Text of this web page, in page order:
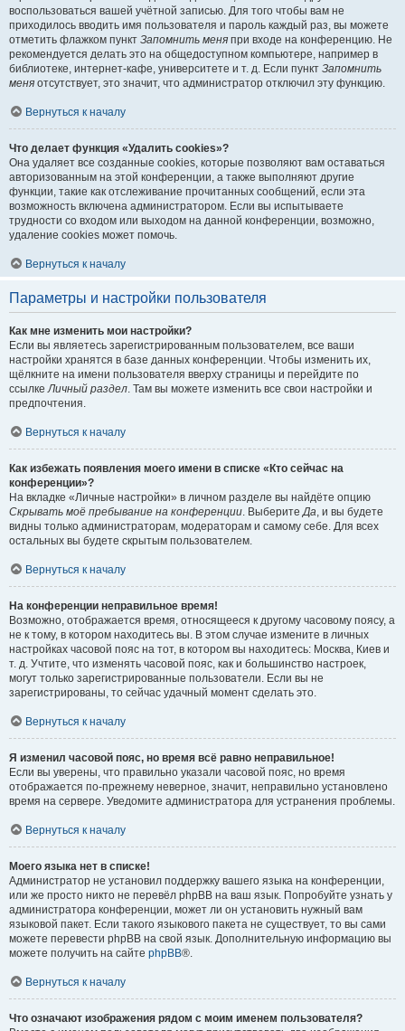
воспользоваться вашей учётной записью. Для того чтобы вам не
приходилось вводить имя пользователя и пароль каждый раз, вы можете
отметить флажком пункт Запомнить меня при входе на конференцию. Не
рекомендуется делать это на общедоступном компьютере, например в
библиотеке, интернет-кафе, университете и т. д. Если пункт Запомнить
меня отсутствует, это значит, что администратор отключил эту функцию.
Вернуться к началу
Что делает функция «Удалить cookies»?
Она удаляет все созданные cookies, которые позволяют вам оставаться
авторизованным на этой конференции, а также выполняют другие
функции, такие как отслеживание прочитанных сообщений, если эта
возможность включена администратором. Если вы испытываете
трудности со входом или выходом на данной конференции, возможно,
удаление cookies может помочь.
Вернуться к началу
Параметры и настройки пользователя
Как мне изменить мои настройки?
Если вы являетесь зарегистрированным пользователем, все ваши
настройки хранятся в базе данных конференции. Чтобы изменить их,
щёлкните на имени пользователя вверху страницы и перейдите по
ссылкеЛичный раздел. Там вы можете изменить все свои настройки и
предпочтения.
Вернуться к началу
Как избежать появления моего имени в списке «Кто сейчас на
конференции»?
На вкладке «Личные настройки» в личном разделе вы найдёте опцию
Скрывать моё пребывание на конференции. ВыберитеДа, и вы будете
видны только администраторам, модераторам и самому себе. Для всех
остальных вы будете скрытым пользователем.
Вернуться к началу
На конференции неправильное время!
Возможно, отображается время, относящееся к другому часовому поясу, а
не к тому, в котором находитесь вы. В этом случае измените в личных
настройках часовой пояс на тот, в котором вы находитесь: Москва, Киев и
т. д. Учтите, что изменять часовой пояс, как и большинство настроек,
могут только зарегистрированные пользователи. Если вы не
зарегистрированы, то сейчас удачный момент сделать это.
Вернуться к началу
Я изменил часовой пояс, но время всё равно неправильное!
Если вы уверены, что правильно указали часовой пояс, но время
отображается по-прежнему неверное, значит, неправильно установлено
время на сервере. Уведомите администратора для устранения проблемы.
Вернуться к началу
Моего языка нет в списке!
Администратор не установил поддержку вашего языка на конференции,
или же просто никто не перевёл phpBB на ваш язык. Попробуйте узнать у
администратора конференции, может ли он установить нужный вам
языковой пакет. Если такого языкового пакета не существует, то вы сами
можете перевести phpBB на свой язык. Дополнительную информацию вы
можете получить на сайте phpBB®.
Вернуться к началу
Что означают изображения рядом с моим именем пользователя?